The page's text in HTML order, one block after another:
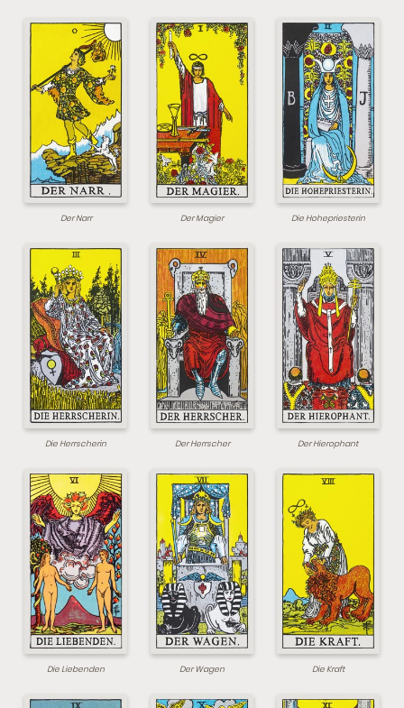
Der Narr Der Magier Die Hohepriesterin
Die Herrscherin Der Herrscher Der Hierophant
Die Liebenden Der Wagen Die Kraft